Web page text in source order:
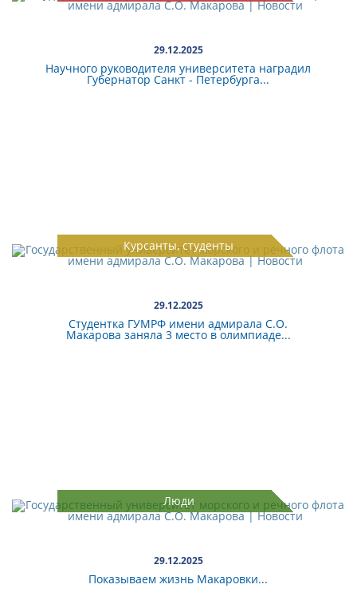
29.12.2025
Научного руководителя университета наградил
Губернатор Санкт - Петербурга...
Курсанты, студенты
29.12.2025
Студентка ГУМРФ имени адмирала С.О.
Макарова заняла 3 место в олимпиаде...
Люди
29.12.2025
Показываем жизнь Макаровки...